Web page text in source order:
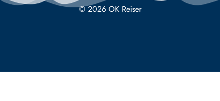
© 2026 OK Reiser